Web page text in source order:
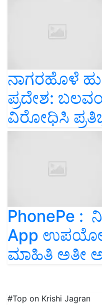
ನಾಗರಹೊಳೆ
ಪ್ರದೇಶ:
ವಿರೋಧಿಸಿ
PhonePe :
App
ಮಾಹಿತಿ ಅತೀ
#Top on Krishi Jagran